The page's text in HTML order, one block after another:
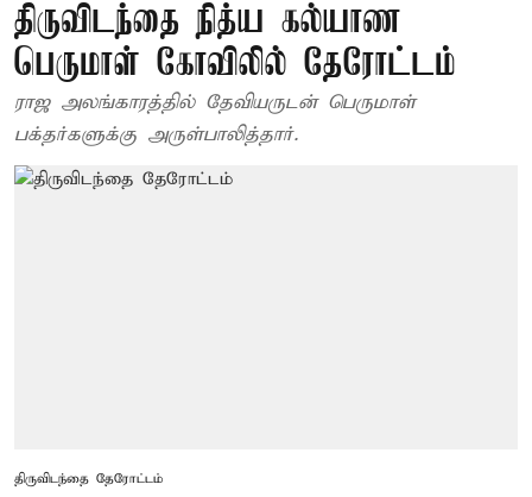
திருவிடந்தை நித்ய கல்யாண
பெருமாள் கோவிலில் தேரோட்டம்
ராஜ அலங்காரத்தில் தேவியருடன் பெருமாள்
பக்தர்களுக்கு அருள்பாலித்தார்.
திருவிடந்தை தேரோட்டம்